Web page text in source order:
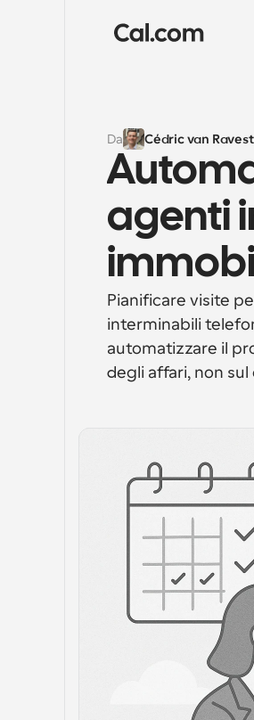
Da Cédric van
agenti
Pianificare visite
interminabili
automatizzare il
degli affari, non